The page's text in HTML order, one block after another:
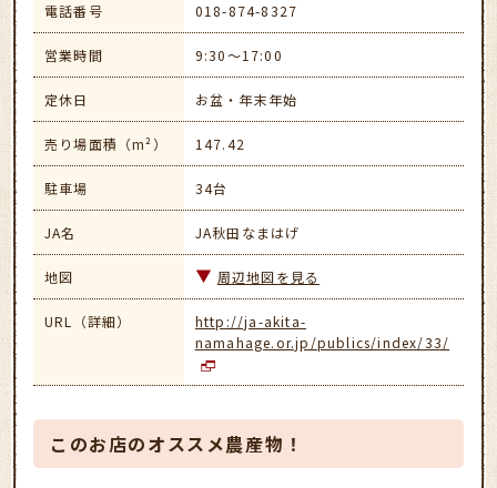
電話番号 018-874-8327
営業時間 9:30～17:00
定休日 お盆・年末年始
売り場面積（m²） 147.42
駐車場 34台
JA名 JA秋田なまはげ
地図 周辺地図を見る
URL（詳細）
http://ja-akita-
namahage.or.jp/publics/index/33/
このお店のオススメ農産物！